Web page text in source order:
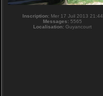
Inscription:Mer 17 Juil 2013 21:44
Messages: 5565
Localisation: Guyancourt